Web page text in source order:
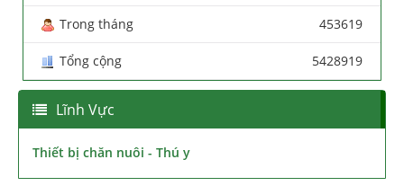
Trong tháng 453619
Tổng cộng 5428919
Lĩnh Vực
Thiết bị chăn nuôi - Thú y